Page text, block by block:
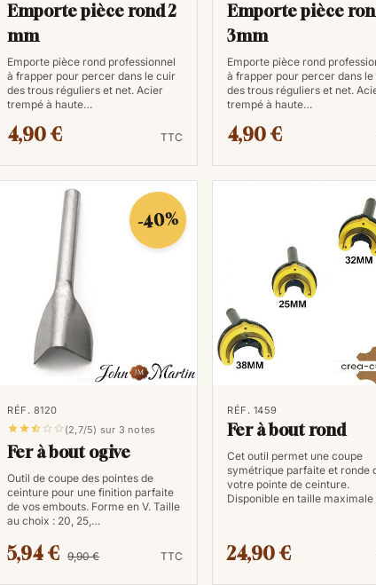
Emporte pièce rond 2
mm
Emporte pièce rond professionnel
à frapper pour percer dans le cuir
des trous réguliers et net. Acier
trempé à haute…
4,90 € TTC
Emporte pièce
3mm
Emporte pièce rond
à frapper pour percer dans
des trous réguliers et net.
trempé à haute…
4,90 €
-40%
RÉF. 8120
   (2,7/5) sur 3 notes
Fer à bout ogive
Outil de coupe des pointes de
ceinture pour une finition parfaite
de vos embouts. Forme en V. Taille
au choix : 20, 25,…
5,94 € 9,90 € TTC
RÉF. 1459
Fer à bout rond
Cet outil permet une coupe
symétrique parfaite et ronde
votre pointe de ceinture.
Disponible en taille
24,90 €